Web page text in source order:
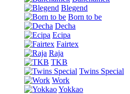
Blegend
Born to be
Decha
Ecipa
Fairtex
Raja
TKB
Twins Special
Work
Yokkao